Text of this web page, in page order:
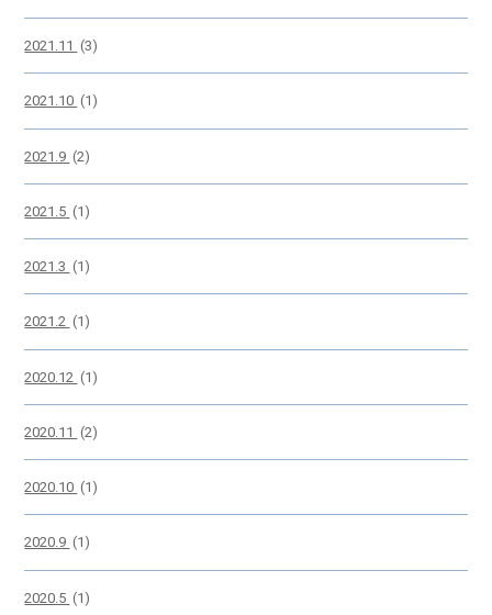
2021.11 (3)
2021.10 (1)
2021.9 (2)
2021.5 (1)
2021.3 (1)
2021.2 (1)
2020.12 (1)
2020.11 (2)
2020.10 (1)
2020.9 (1)
2020.5 (1)